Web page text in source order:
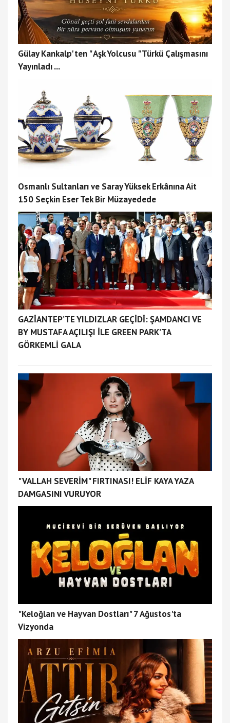
Gülay Kankalp' ten " Aşk Yolcusu " Türkü Çalışmasını
Yayınladı ...
Osmanlı Sultanları ve Saray Yüksek Erkânına Ait
150 Seçkin Eser Tek Bir Müzayedede
GAZİANTEP’TE YILDIZLAR GEÇİDİ: ŞAMDANCI VE
BY MUSTAFA AÇILIŞI İLE GREEN PARK’TA
GÖRKEMLİ GALA
"VALLAH SEVERİM" FIRTINASI! ELİF KAYA YAZA
DAMGASINI VURUYOR
"Keloğlan ve Hayvan Dostları" 7 Ağustos'ta
Vizyonda